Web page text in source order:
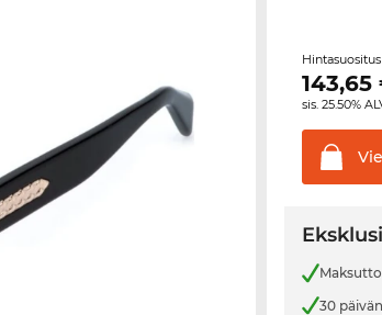
143,65
sis. 25.50%
Vie
30